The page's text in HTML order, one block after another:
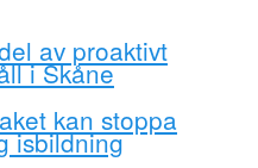
av proaktivt
i Skåne
kan stoppa
isbildning